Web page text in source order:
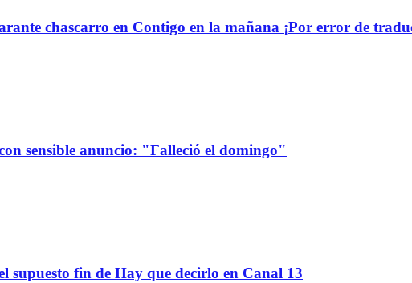
chascarro en Contigo en la mañana ¡Por error de
sensible anuncio: "Falleció el domingo"
supuesto fin de Hay que decirlo en Canal 13